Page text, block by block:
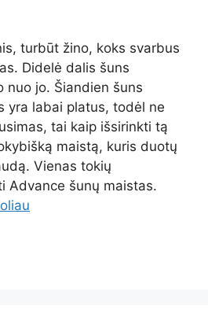
turbūt žino, koks svarbus
Didelė dalis šuns
nuo jo. Šiandien šuns
yra labai platus, todėl ne
tai kaip išsirinkti tą
maistą, kuris duotų
Vienas tokių
Advance šunų maistas.